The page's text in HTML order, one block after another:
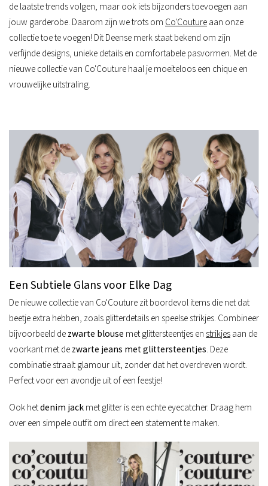
de laatste trends volgen, maar ook iets bijzonders toevoegen aan
jouw garderobe. Daarom zijn we trots om Co'Couture aan onze
collectie toe te voegen! Dit Deense merk staat bekend om zijn
verfijnde designs, unieke details en comfortabele pasvormen. Met de
nieuwe collectie van Co'Couture haal je moeiteloos een chique en
vrouwelijke uitstraling.
Een Subtiele Glans voor Elke Dag
De nieuwe collectie van Co'Couture zit boordevol items die net dat
beetje extra hebben, zoals glitterdetails en speelse strikjes. Combineer
bijvoorbeeld de zwarte blouse met glittersteentjes en strikjes aan de
voorkant met de zwarte jeans met glittersteentjes. Deze
combinatie straalt glamour uit, zonder dat het overdreven wordt.
Perfect voor een avondje uit of een feestje!
Ook hetdenim jack met glitter is een echte eyecatcher. Draag hem
over een simpele outfit om direct een statement te maken.